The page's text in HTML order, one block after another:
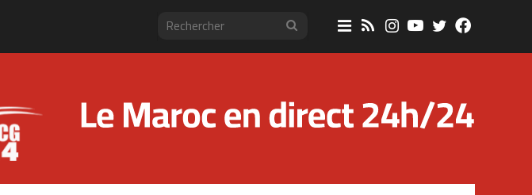
RechercherSidebar
(barre
RSSInstagram
YouTube
Twitter